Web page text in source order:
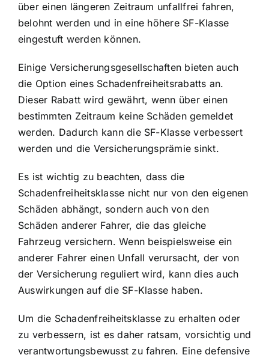
über einen längeren Zeitraum unfallfrei fahren,
belohnt werden und in eine höhere SF-Klasse
eingestuft werden können.
Einige Versicherungsgesellschaften bieten auch
die Option eines Schadenfreiheitsrabatts an.
Dieser Rabatt wird gewährt, wenn über einen
bestimmten Zeitraum keine Schäden gemeldet
werden. Dadurch kann die SF-Klasse verbessert
werden und die Versicherungsprämie sinkt.
Es ist wichtig zu beachten, dass die
Schadenfreiheitsklasse nicht nur von den eigenen
Schäden abhängt, sondern auch von den
Schäden anderer Fahrer, die das gleiche
Fahrzeug versichern. Wenn beispielsweise ein
anderer Fahrer einen Unfall verursacht, der von
der Versicherung reguliert wird, kann dies auch
Auswirkungen auf die SF-Klasse haben.
Um die Schadenfreiheitsklasse zu erhalten oder
zu verbessern, ist es daher ratsam, vorsichtig und
verantwortungsbewusst zu fahren. Eine defensive